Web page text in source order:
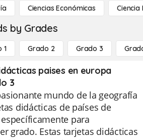
Ciencias Económicas Ciencia
by Grades
1 Grado 2 Grado 3
paises en europa
3
mundo de la geografía
didácticas de países de
para
grado. Estas tarjetas didácticas